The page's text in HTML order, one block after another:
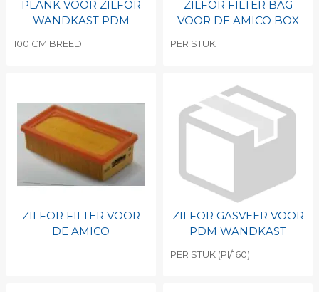
PLANK VOOR ZILFOR
WANDKAST PDM
100 CM BREED
ZILFOR FILTER BAG
VOOR DE AMICO BOX
PER STUK
ZILFOR FILTER VOOR
DE AMICO
ZILFOR GASVEER VOOR
PDM WANDKAST
PER STUK (PI/160)